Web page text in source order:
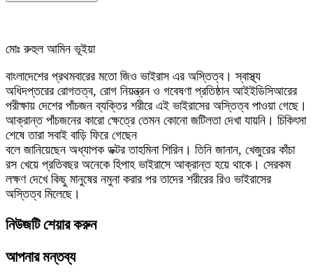
মোঃ রুহুল আমিন ভূইয়া
বাংলাদেশের প্রথমবারের মতো জিও ভাইরাস এর অস্তিত্ব। স্বাস্থ্য
অধিদপ্তরের রোগতত্ব, রোগ নিয়ন্ত্রন ও গবেষণা প্রতিষ্ঠান আইইডিসিআরের
পরীক্ষায় দেশের পাঁচজন ব্যক্তির শরীরে এই ভাইরাসের অস্তিত্ব পাওয়া গেছে।
আক্রান্ত পাঁচজনের কারো ক্ষেত্রে তেমন কোনো জটিলতা দেখা যায়নি। চিকিৎসা
শেষে তারা সবাই বাড়ি ফিরে গেছেন
বলে জানিয়েছেন অধ্যাপক ডক্টর তাহমিনা শিরিন। তিনি জানান, খেজুরের কাঁচা
রস খেয়ে প্রতিবছর অনেকে হিপাহ ভাইরাসে আক্রান্ত হয়ে থাকে। সেরকম
লক্ষণ দেখে কিছু মানুষের নমুনা করার পর তাদের শরীরের রিও ভাইরাসের
অস্তিত্ব মিলেছে।
নিউজটি শেয়ার করুন
আপনার মন্তব্য